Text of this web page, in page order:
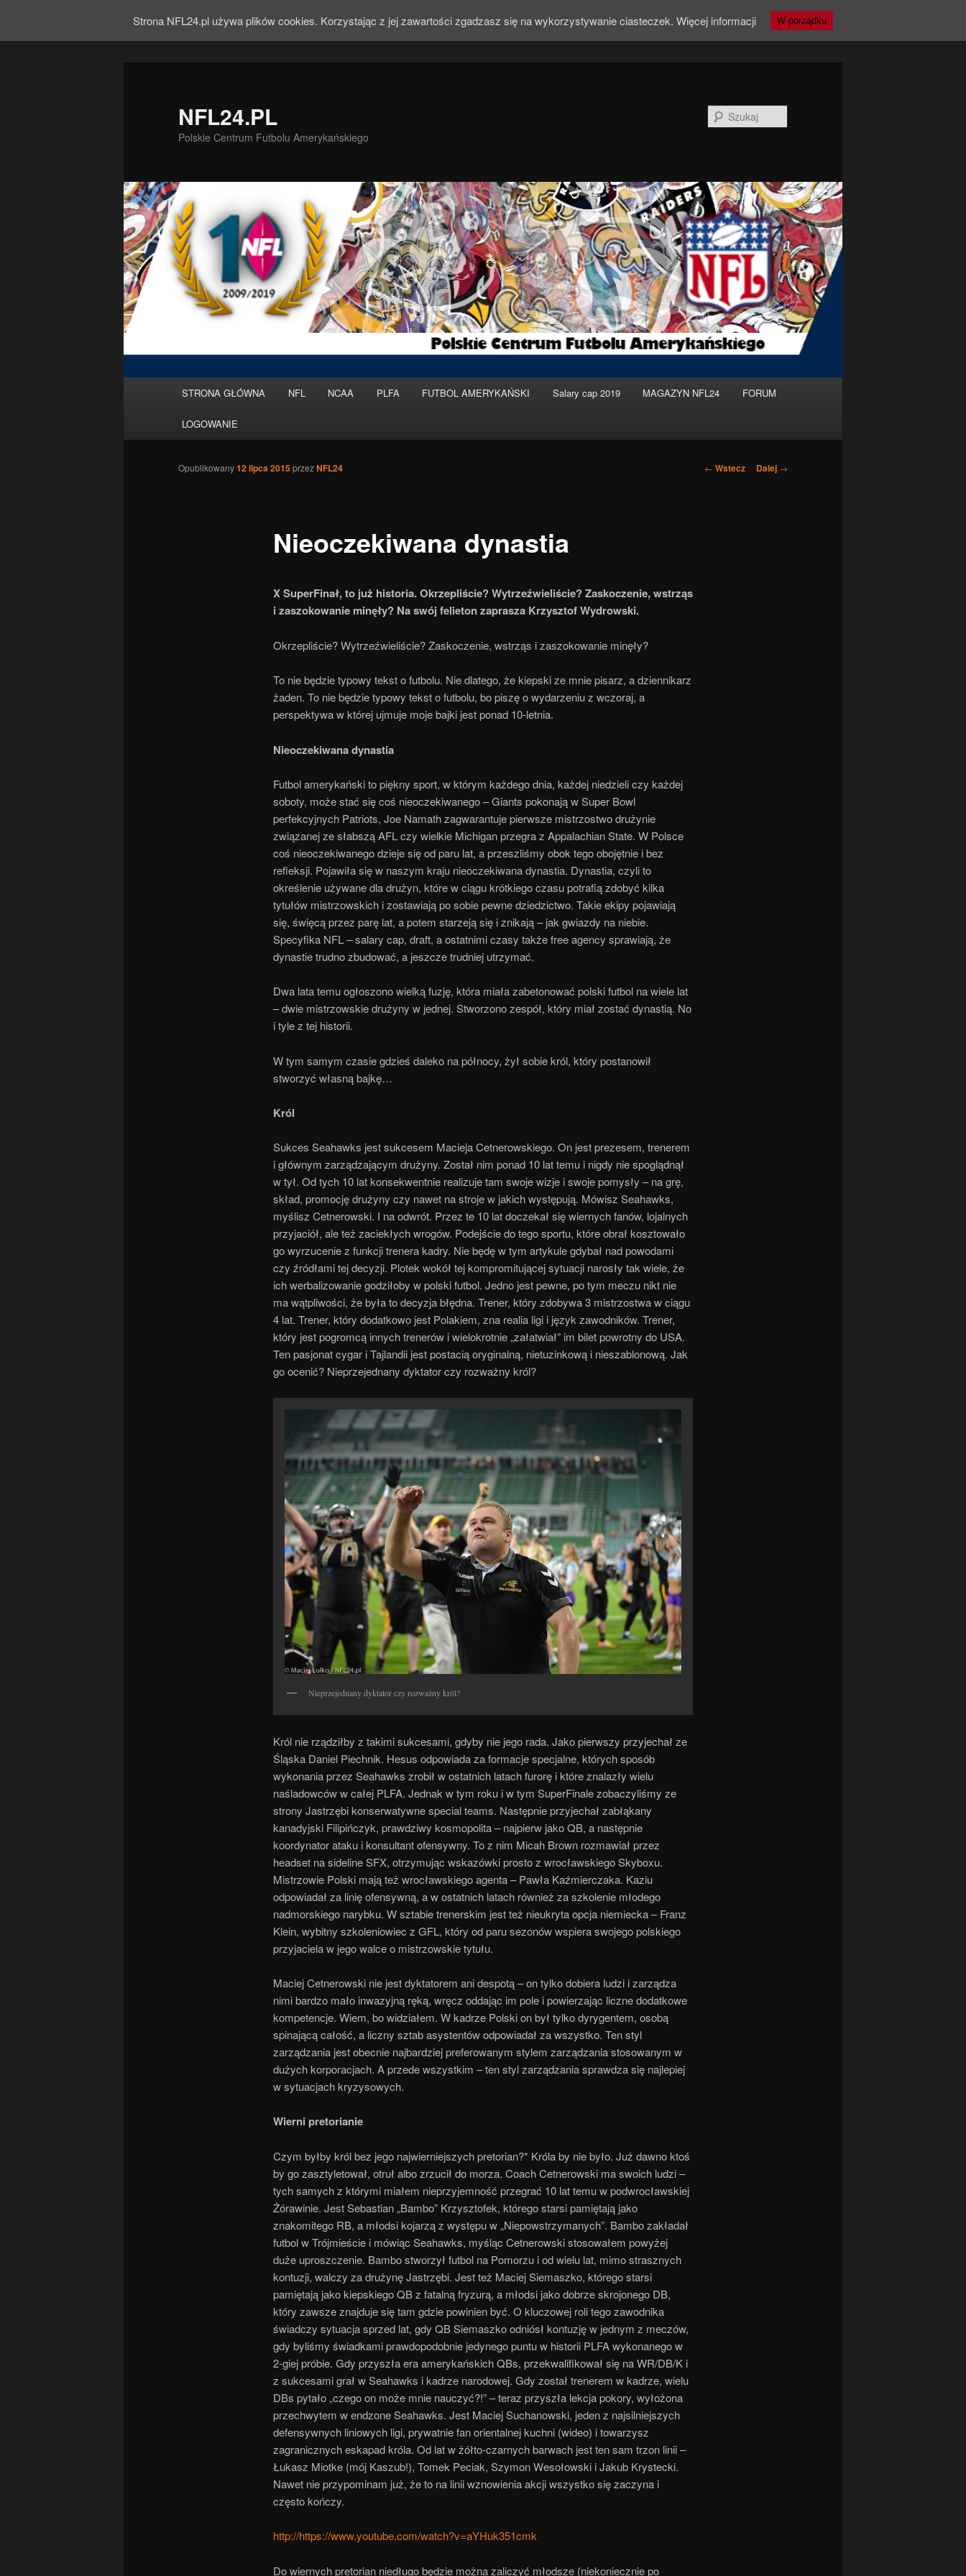
NFL24.PL
Polskie Centrum Futbolu Amerykańskiego
Przeskocz
do
tekstu
STRONA GŁÓWNA NFL NCAA PLFA FUTBOL AMERYKAŃSKI Salary cap 2019 MAGAZYN NFL24 FORUM
LOGOWANIE
Nawigacja
← Wstecz Dalej →
Nieoczekiwana dynastia
Opublikowany12 lipca 2015przezNFL24
X SuperFinał, to już historia. Okrzepliście? Wytrzeźwieliście? Zaskoczenie, wstrząs
i zaszokowanie minęły? Na swój felieton zaprasza Krzysztof Wydrowski.
Okrzepliście? Wytrzeźwieliście? Zaskoczenie, wstrząs i zaszokowanie minęły?
To nie będzie typowy tekst o futbolu. Nie dlatego, że kiepski ze mnie pisarz, a dziennikarz
żaden. To nie będzie typowy tekst o futbolu, bo piszę o wydarzeniu z wczoraj, a
perspektywa w której ujmuje moje bajki jest ponad 10-letnia.
Nieoczekiwana dynastia
Futbol amerykański to piękny sport, w którym każdego dnia, każdej niedzieli czy każdej
soboty, może stać się coś nieoczekiwanego – Giants pokonają w Super Bowl
perfekcyjnych Patriots, Joe Namath zagwarantuje pierwsze mistrzostwo drużynie
związanej ze słabszą AFL czy wielkie Michigan przegra z Appalachian State. W Polsce
coś nieoczekiwanego dzieje się od paru lat, a przeszliśmy obok tego obojętnie i bez
refleksji. Pojawiła się w naszym kraju nieoczekiwana dynastia. Dynastia, czyli to
określenie używane dla drużyn, które w ciągu krótkiego czasu potrafią zdobyć kilka
tytułów mistrzowskich i zostawiają po sobie pewne dziedzictwo. Takie ekipy pojawiają
się, święcą przez parę lat, a potem starzeją się i znikają – jak gwiazdy na niebie.
Specyfika NFL – salary cap, draft, a ostatnimi czasy także free agency sprawiają, że
dynastie trudno zbudować, a jeszcze trudniej utrzymać.
Dwa lata temu ogłoszono wielką fuzję, która miała zabetonować polski futbol na wiele lat
– dwie mistrzowskie drużyny w jednej. Stworzono zespół, który miał zostać dynastią. No
i tyle z tej historii.
W tym samym czasie gdzieś daleko na północy, żył sobie król, który postanowił
stworzyć własną bajkę…
Król
Sukces Seahawks jest sukcesem Macieja Cetnerowskiego. On jest prezesem, trenerem
i głównym zarządzającym drużyny. Został nim ponad 10 lat temu i nigdy nie spoglądnął
w tył. Od tych 10 lat konsekwentnie realizuje tam swoje wizje i swoje pomysły – na grę,
skład, promocję drużyny czy nawet na stroje w jakich występują. Mówisz Seahawks,
myślisz Cetnerowski. I na odwrót. Przez te 10 lat doczekał się wiernych fanów, lojalnych
przyjaciół, ale też zaciekłych wrogów. Podejście do tego sportu, które obrał kosztowało
go wyrzucenie z funkcji trenera kadry. Nie będę w tym artykule gdybał nad powodami
czy źródłami tej decyzji. Plotek wokół tej kompromitującej sytuacji narosły tak wiele, że
ich werbalizowanie godziłoby w polski futbol. Jedno jest pewne, po tym meczu nikt nie
ma wątpliwości, że była to decyzja błędna. Trener, który zdobywa 3 mistrzostwa w ciągu
4 lat. Trener, który dodatkowo jest Polakiem, zna realia ligi i język zawodników. Trener,
który jest pogromcą innych trenerów i wielokrotnie „załatwiał” im bilet powrotny do USA.
Ten pasjonat cygar i Tajlandii jest postacią oryginalną, nietuzinkową i nieszablonową. Jak
go ocenić? Nieprzejednany dyktator czy rozważny król?
Nieprzejednany dyktator czy rozważny król?
Król nie rządziłby z takimi sukcesami, gdyby nie jego rada. Jako pierwszy przyjechał ze
Śląska Daniel Piechnik. Hesus odpowiada za formacje specjalne, których sposób
wykonania przez Seahawks zrobił w ostatnich latach furorę i które znalazły wielu
naśladowców w całej PLFA. Jednak w tym roku i w tym SuperFinale zobaczyliśmy ze
strony Jastrzębi konserwatywne special teams. Następnie przyjechał zabłąkany
kanadyjski Filipińczyk, prawdziwy kosmopolita – najpierw jako QB, a następnie
koordynator ataku i konsultant ofensywny. To z nim Micah Brown rozmawiał przez
headset na sideline SFX, otrzymując wskazówki prosto z wrocławskiego Skyboxu.
Mistrzowie Polski mają też wrocławskiego agenta – Pawła Kaźmierczaka. Kaziu
odpowiadał za linię ofensywną, a w ostatnich latach również za szkolenie młodego
nadmorskiego narybku. W sztabie trenerskim jest też nieukryta opcja niemiecka – Franz
Klein, wybitny szkoleniowiec z GFL, który od paru sezonów wspiera swojego polskiego
przyjaciela w jego walce o mistrzowskie tytułu.
Maciej Cetnerowski nie jest dyktatorem ani despotą – on tylko dobiera ludzi i zarządza
nimi bardzo mało inwazyjną ręką, wręcz oddając im pole i powierzając liczne dodatkowe
kompetencje. Wiem, bo widziałem. W kadrze Polski on był tylko dyrygentem, osobą
spinającą całość, a liczny sztab asystentów odpowiadał za wszystko. Ten styl
zarządzania jest obecnie najbardziej preferowanym stylem zarządzania stosowanym w
dużych korporacjach. A przede wszystkim – ten styl zarządzania sprawdza się najlepiej
w sytuacjach kryzysowych.
Wierni pretorianie
Czym byłby król bez jego najwierniejszych pretorian?* Króla by nie było. Już dawno ktoś
by go zasztyletował, otruł albo zrzucił do morza. Coach Cetnerowski ma swoich ludzi –
tych samych z którymi miałem nieprzyjemność przegrać 10 lat temu w podwrocławskiej
Żórawinie. Jest Sebastian „Bambo” Krzysztofek, którego starsi pamiętają jako
znakomitego RB, a młodsi kojarzą z występu w „Niepowstrzymanych”. Bambo zakładał
futbol w Trójmieście i mówiąc Seahawks, myśląc Cetnerowski stosowałem powyżej
duże uproszczenie. Bambo stworzył futbol na Pomorzu i od wielu lat, mimo strasznych
kontuzji, walczy za drużynę Jastrzębi. Jest też Maciej Siemaszko, którego starsi
pamiętają jako kiepskiego QB z fatalną fryzurą, a młodsi jako dobrze skrojonego DB,
który zawsze znajduje się tam gdzie powinien być. O kluczowej roli tego zawodnika
świadczy sytuacja sprzed lat, gdy QB Siemaszko odniósł kontuzję w jednym z meczów,
gdy byliśmy świadkami prawdopodobnie jedynego puntu w historii PLFA wykonanego w
2-giej próbie. Gdy przyszła era amerykańskich QBs, przekwalifikował się na WR/DB/K i
z sukcesami grał w Seahawks i kadrze narodowej. Gdy został trenerem w kadrze, wielu
DBs pytało „czego on może mnie nauczyć?!” – teraz przyszła lekcja pokory, wyłożona
przechwytem w endzone Seahawks. Jest Maciej Suchanowski, jeden z najsilniejszych
defensywnych liniowych ligi, prywatnie fan orientalnej kuchni (wideo) i towarzysz
zagranicznych eskapad króla. Od lat w żółto-czarnych barwach jest ten sam trzon linii –
Łukasz Miotke (mój Kaszub!), Tomek Peciak, Szymon Wesołowski i Jakub Krystecki.
Nawet nie przypominam już, że to na linii wznowienia akcji wszystko się zaczyna i
często kończy.
http://https://www.youtube.com/watch?v=aYHuk351cmk
Do wiernych pretorian niedługo będzie można zaliczyć młodsze (niekoniecznie po
Strona NFL24.pl używa plików cookies. Korzystając z jej zawartości zgadzasz się na wykorzystywanie ciasteczek. Więcej informacji W porządku